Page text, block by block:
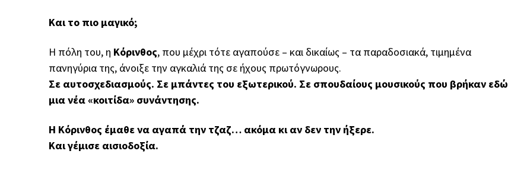
Και το πιο μαγικό;
Η πόλη του, η Κόρινθος, που μέχρι τότε αγαπούσε – και δικαίως – τα παραδοσιακά, τιμημένα
πανηγύρια της, άνοιξε την αγκαλιά της σε ήχους πρωτόγνωρους.
Σε αυτοσχεδιασμούς. Σε μπάντες του εξωτερικού. Σε σπουδαίους μουσικούς που βρήκαν εδώ
μια νέα «κοιτίδα» συνάντησης.
Η Κόρινθος έμαθε να αγαπά την τζαζ… ακόμα κι αν δεν την ήξερε.
Και γέμισε αισιοδοξία.